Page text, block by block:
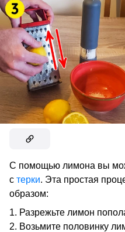
С помощью лимона вы
с терки. Эта простая
образом:
Разрежьте лимон
Возьмите половинку